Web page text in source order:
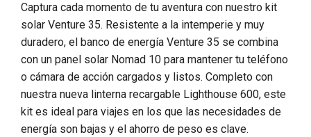
Captura cada momento de tu aventura con nuestro kit
solar Venture 35. Resistente a la intemperie y muy
duradero, el banco de energía Venture 35 se combina
con un panel solar Nomad 10 para mantener tu teléfono
o cámara de acción cargados y listos. Completo con
nuestra nueva linterna recargable Lighthouse 600, este
kit es ideal para viajes en los que las necesidades de
energía son bajas y el ahorro de peso es clave.